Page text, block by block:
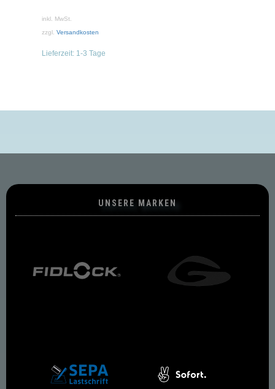
inkl. MwSt.
zzgl. Versandkosten
Lieferzeit: 1-3 Tage
UNSERE MARKEN